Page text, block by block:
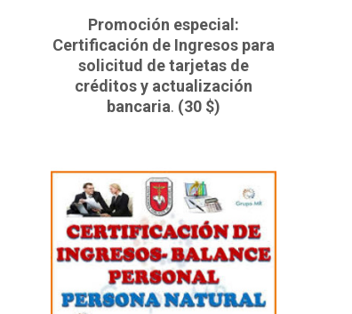
Promoción especial:
Certificación de Ingresos para
solicitud de tarjetas de
créditos y actualización
bancaria. (30 $)